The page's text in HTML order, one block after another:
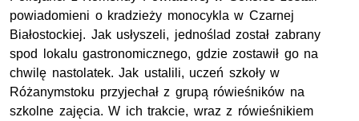
powiadomieni o kradzieży monocykla w Czarnej
Białostockiej. Jak usłyszeli, jednoślad został zabrany
spod lokalu gastronomicznego, gdzie zostawił go na
chwilę nastolatek. Jak ustalili, uczeń szkoły w
Różanymstoku przyjechał z grupą rówieśników na
szkolne zajęcia. W ich trakcie, wraz z rówieśnikiem